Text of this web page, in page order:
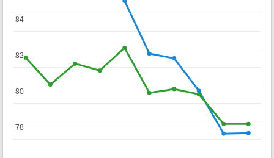
78
78
80
80
82
82
84
84